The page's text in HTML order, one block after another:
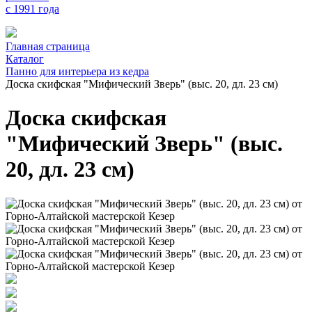
с 1991 года
Главная страница
Каталог
Панно для интерьера из кедра
Доска скифская "Мифический Зверь" (выс. 20, дл. 23 см)
Доска скифская
"Мифический Зверь" (выс.
20, дл. 23 см)